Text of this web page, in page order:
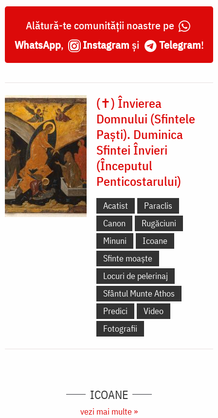
Alătură-te comunității noastre pe
WhatsApp, Instagram și Telegram!
(✝) Învierea
Domnului (Sfintele
Paști). Duminica
Sfintei Învieri
(Începutul
Penticostarului)
Acatist
Paraclis
Canon
Rugăciuni
Minuni
Icoane
Sfinte moaște
Locuri de pelerinaj
Sfântul Munte Athos
Predici
Video
Fotografii
ICOANE
vezi mai multe »